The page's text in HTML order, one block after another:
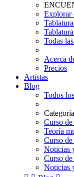
Explorar
Todas
Acerca
Precios
Artistas
Blog
Todos
Curso
Teoría
Curso de
Noticias
Curso
Noticias